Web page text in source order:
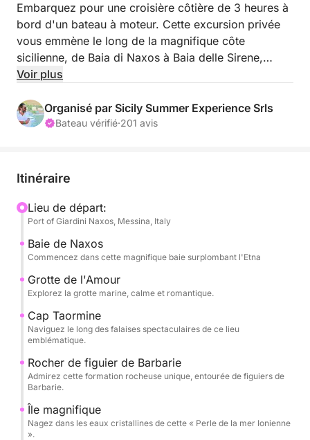
Embarquez pour une croisière côtière de 3 heures à
bord d'un bateau à moteur. Cette excursion privée
vous emmène le long de la magnifique côte
sicilienne, de Baia di Naxos à Baia delle Sirene,
offrant des panoramas à couper le souffle et des
Détendez-vous et appréciez la beauté de la mer tout
fruits de saison, des en-cas et du champagne, tout
en écoutant vos morceaux préférés grâce au
système audio du bateau. Le capitaine et l'équipage
professionnels veilleront à une navigation agréable
et sécurisée, vous permettant de vous détendre
pleinement.
L'excursion comprend :
- Baia di Naxos
- Grotta dell’Amore
- Capo Taormina
Voir plus
Organisé par Sicily Summer Experience Srls
Bateau vérifié·201 avis
Itinéraire
Lieu de départ:
Port of Giardini Naxos, Messina, Italy
Baie de Naxos
Commencez dans cette magnifique baie surplombant l'Etna
Grotte de l'Amour
Explorez la grotte marine, calme et romantique.
Cap Taormine
Naviguez le long des falaises spectaculaires de ce lieu
emblématique.
Rocher de figuier de Barbarie
Admirez cette formation rocheuse unique, entourée de figuiers de
Barbarie.
Île magnifique
Nagez dans les eaux cristallines de cette « Perle de la mer Ionienne
».